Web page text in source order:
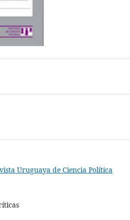
Uruguaya de Ciencia Política